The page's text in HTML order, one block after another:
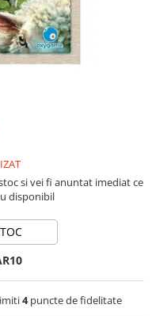
si vei fi anuntat imediat ce
disponibil
4puncte de fidelitate